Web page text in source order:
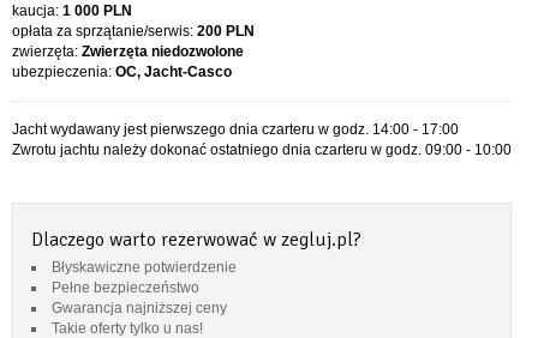
kaucja: 1 000 PLN
opłata za sprzątanie/serwis: 200 PLN
zwierzęta: Zwierzęta niedozwolone
ubezpieczenia: OC, Jacht-Casco
Jacht wydawany jest pierwszego dnia czarteru w godz. 14:00 - 17:00
Zwrotu jachtu należy dokonać ostatniego dnia czarteru w godz. 09:00 - 10:00
Dlaczego warto rezerwować w zegluj.pl?
Błyskawiczne potwierdzenie
Pełne bezpieczeństwo
Gwarancja najniższej ceny
Takie oferty tylko u nas!